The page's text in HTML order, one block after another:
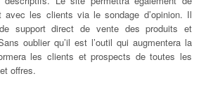
les clients via le sondage d’opinion. Il
support direct de vente des produits et
oublier qu’il est l’outil qui augmentera la
les clients et prospects de toutes les
offres.